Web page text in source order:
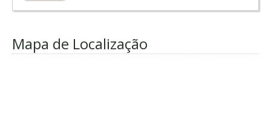
Mapa de Localização